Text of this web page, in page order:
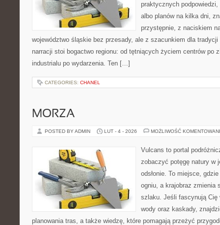
praktycznych
albo planów na kilka dni,
przystępnie, z naciskiem
województwo śląskie bez przesady, ale z szacunkiem dla
narracji stoi bogactwo regionu: od tętniących życiem centrów po
industrialu po wydarzenia. Ten […]
CATEGORIES: CHANEL
MORZA
POSTED BY ADMIN LUT - 4 - 2026 MOŻLIWOŚĆ
Vulcans to portal
zobaczyć potęgę natury w
odsłonie. To miejsce,
ogniu, a krajobraz zmienia
szlaku. Jeśli fascynują Cię
wody oraz kaskady,
planowania tras, a także wiedzę, które pomagają przeżyć